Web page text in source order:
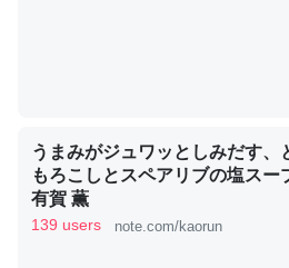
─ニュース :: 【研究発表】昆虫学の大
論文では「淡水はカルシウムも酸
利だから両方が拮抗してるのでは
いる鋏角類（カブトガニ・ウミグ
ずキチンを強化してる筈だが、酵
うまみがジュワッとしみだす、
もろこしとスペアリブの塩スー
有賀 薫
139 users note.com/kaorun